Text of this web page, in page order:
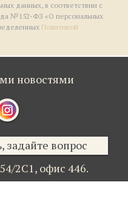
данных, в соответствии с
№152-ФЗ «О персональных
Политикой
новостями
вопрос
2С1, офис 446.